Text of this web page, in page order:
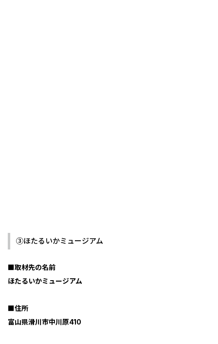
③ほたるいかミュージアム
■取材先の名前
ほたるいかミュージアム
■住所
富山県滑川市中川原410